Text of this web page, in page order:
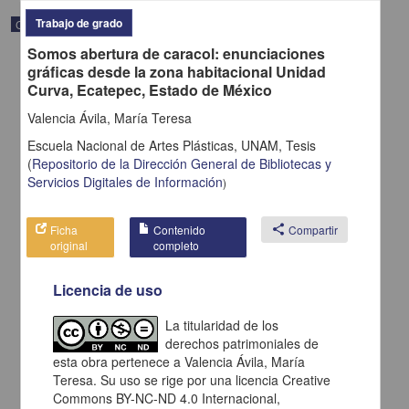
Correspondencia postal
Carta de H. C. Pitman a Francisco I. Madero en la que le solicita
Pitman, H. C.
[sin fecha]
Multidisciplina
Trabajo de grado
Somos abertura de caracol: enunciaciones
gráficas desde la zona habitacional Unidad
Curva, Ecatepec, Estado de México
Valencia Ávila, María Teresa
Escuela Nacional de Artes Plásticas, UNAM, Tesis
(Repositorio de la Dirección General de Bibliotecas y
Servicios Digitales de Información)
Ficha
original
Contenido
completo
share Compartir
Licencia de uso
La titularidad de los
derechos patrimoniales de
esta obra pertenece a Valencia Ávila, María
Teresa. Su uso se rige por una licencia Creative
Commons BY-NC-ND 4.0 Internacional,